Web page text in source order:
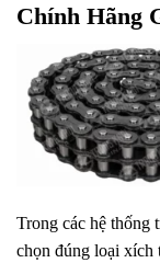
Chính Hãng
Trong các hệ thống
chọn đúng loại xích